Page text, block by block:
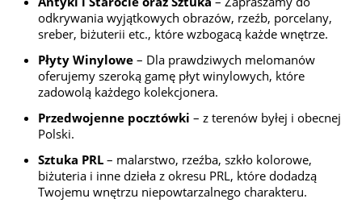
odkrywania wyjątkowych obrazów, rzeźb, porcelany,
sreber, biżuterii etc., które wzbogacą każde wnętrze.
Płyty Winylowe– Dla prawdziwych melomanów
oferujemy szeroką gamę płyt winylowych, które
zadowolą każdego kolekcjonera.
Przedwojenne pocztówki – z terenów byłej i obecnej
Polski.
Sztuka PRL– malarstwo, rzeźba, szkło kolorowe,
biżuteria i inne dzieła z okresu PRL, które dodadzą
Twojemu wnętrzu niepowtarzalnego charakteru.